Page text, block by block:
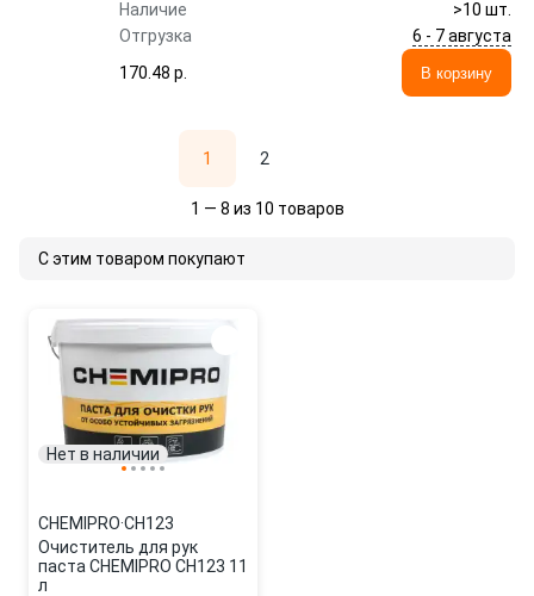
Наличие
>10 шт.
Отгрузка
6 - 7 августа
170.48 p.
В корзину
1 2
1 — 8 из 10 товаров
С этим товаром покупают
Нет в наличии
CHEMIPRO·CH123
Очиститель для рук
паста CHEMIPRO CH123 11
л